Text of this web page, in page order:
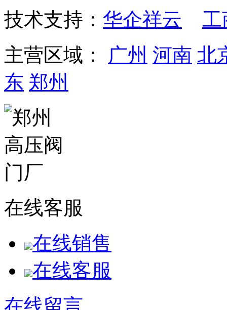
技术支持： 华企祥云
工
主营区域： 广州 河南 北
东 郑州
在线客服
在线销售
在线客服